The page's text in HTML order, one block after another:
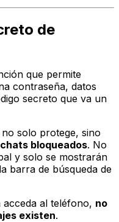
de
que permite
contraseña, datos
secreto que va un
solo protege, sino
bloqueados. No
y solo se mostrarán
barra de búsqueda de
acceda al teléfono, no
existen.